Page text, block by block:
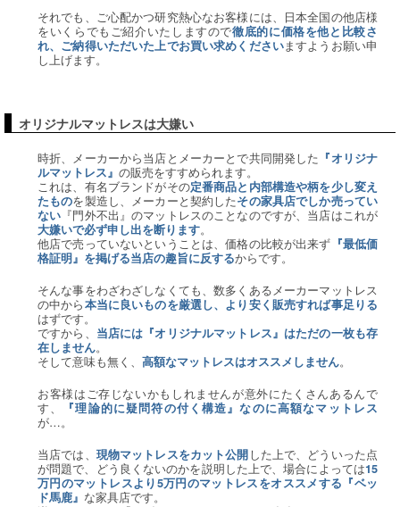
それでも、ご心配かつ研究熱心なお客様には、日本全国の他店様
をいくらでもご紹介いたしますので徹底的に価格を他と比較さ
れ、ご納得いただいた上でお買い求めくださいますようお願い申
し上げます。
オリジナルマットレスは大嫌い
時折、メーカーから当店とメーカーとで共同開発した 『オリジナ
ルマットレス』 の販売をすすめられます。
これは、有名ブランドがその定番商品と内部構造や柄を少し変え
たものを製造し、メーカーと契約したその家具店でしか売ってい
ない 『門外不出』のマットレスのことなのですが、当店はこれが
大嫌いで必ず申し出を断ります。
他店で売っていないということは、価格の比較が出来ず 『最低価
格証明』を掲げる当店の趣旨に反するからです。
そんな事をわざわざしなくても、数多くあるメーカーマットレス
の中から本当に良いものを厳選し、より安く販売すれば事足りる
はずです。
ですから、 当店には『オリジナルマットレス』はただの一枚も存
在しません。
そして意味も無く、 高額なマットレスはオススメしません。
お客様はご存じないかもしれませんが意外にたくさんあるんで
す、
『理論的に疑問符の付く構造』なのに高額なマットレス
が…。
当店では、 現物マットレスをカット公開した上で、どういった点
が問題で、どう良くないのかを説明した上で、場合によっては15
万円のマットレスより5万円のマットレスをオススメする『ベッ
ド馬鹿』 な家具店です。